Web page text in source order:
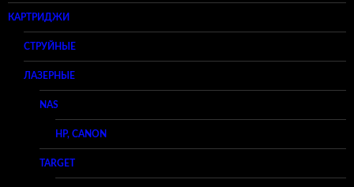
КАРТРИДЖИ
СТРУЙНЫЕ
ЛАЗЕРНЫЕ
NAS
HP, CANON
TARGET